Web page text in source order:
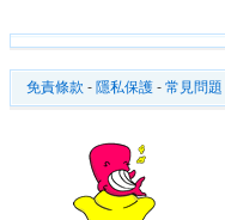
免責條款 - 隱私保護 - 常見問題